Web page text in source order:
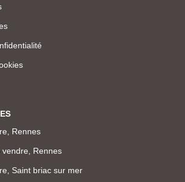
Rennes
Rennes
Saint briac sur mer